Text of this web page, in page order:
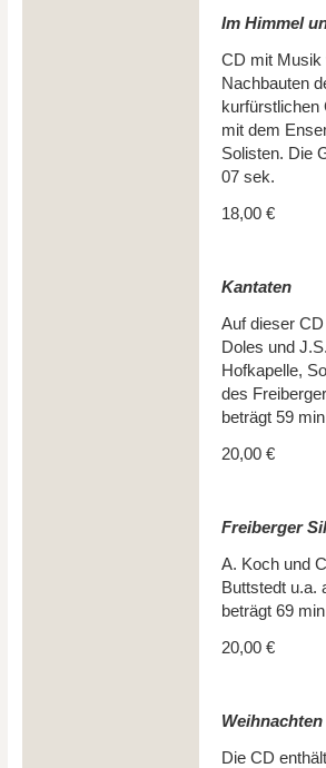
Im Himmel
CD mit Musik
Nachbauten
kurfürstlichen
mit dem
Solisten. Die
07 sek.
18,00 €
Kantaten
Auf dieser
Doles und
Hofkapelle,
des
beträgt 59
20,00 €
Freiberger
A. Koch und
Buttstedt u.a.
beträgt 69
20,00 €
Die CD